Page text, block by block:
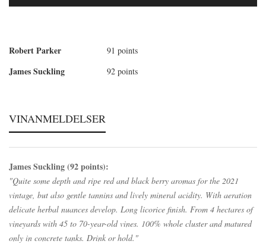
Robert Parker 91 points
James Suckling 92 points
VINANMELDELSER
James Suckling (92 points):
"Quite some depth and ripe red and black berry aromas for the 2021
vintage, but also gentle tannins and lively mineral acidity. With aeration
delicate herbal nuances develop. Long licorice finish. From 4 hectares of
vineyards with 45 to 70-year-old vines. 100% whole cluster and matured
only in concrete tanks. Drink or hold."